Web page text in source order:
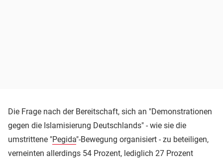
Die Frage nach der Bereitschaft, sich an "Demonstrationen
gegen die Islamisierung Deutschlands" - wie sie die
umstrittene "Pegida"-Bewegung organisiert - zu beteiligen,
verneinten allerdings 54 Prozent, lediglich 27 Prozent